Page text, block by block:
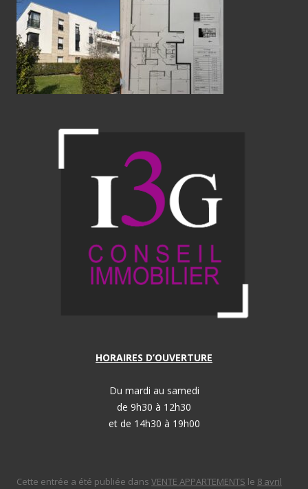
HORAIRES D’OUVERTURE
Du mardi au samedi
de 9h30 à 12h30
et de 14h30 à 19h00
Cette entrée a été publiée dans VENTE APPARTEMENTS le 8 avril